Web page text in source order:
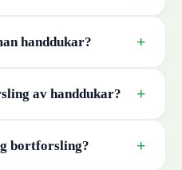
handdukar? +
av handdukar? +
bortforsling? +